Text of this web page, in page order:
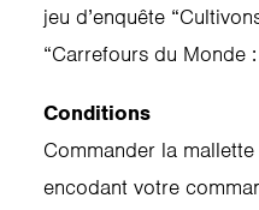
jeu d’enquête
“Carrefours du Monde
Conditions
Commander la
encodant votre